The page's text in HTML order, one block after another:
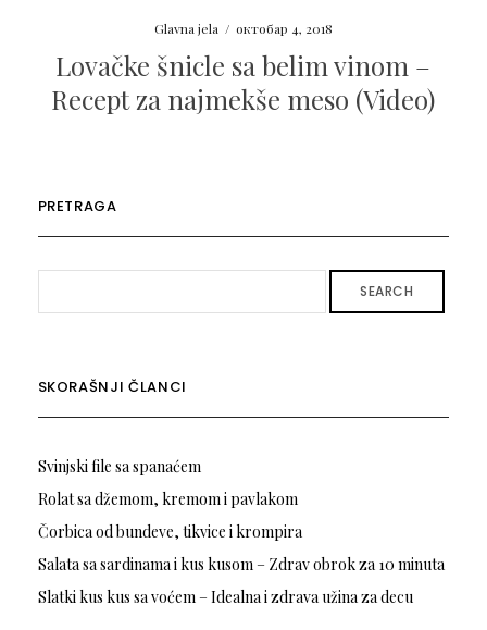
Glavna jela / октобар 4, 2018
Lovačke šnicle sa belim vinom –
Recept za najmekše meso (Video)
PRETRAGA
SEARCH
SKORAŠNJI ČLANCI
Svinjski file sa spanaćem
Rolat sa džemom, kremom i pavlakom
Čorbica od bundeve, tikvice i krompira
Salata sa sardinama i kus kusom – Zdrav obrok za 10 minuta
Slatki kus kus sa voćem – Idealna i zdrava užina za decu